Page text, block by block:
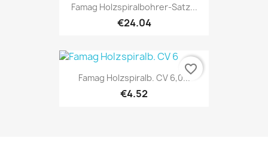
Famag Holzspiralbohrer-Satz...
€24.04
Famag Holzspiralb. CV 6,0...
€4.52
favorite_border